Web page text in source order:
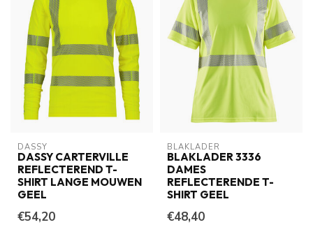
DASSY
DASSY CARTERVILLE
REFLECTEREND T-
SHIRT LANGE MOUWEN
GEEL
€54,20
BLAKLADER
BLAKLADER 3336
DAMES
REFLECTERENDE T-
SHIRT GEEL
€48,40